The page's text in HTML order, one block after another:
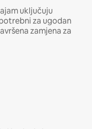
uključuju
za ugodan
zamjena za